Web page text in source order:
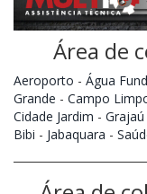
Área de
Aeroporto - Água
Grande - Campo
Cidade Jardim - Grajaú
Bibi - Jabaquara -